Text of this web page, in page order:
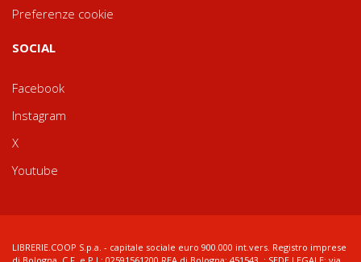
Preferenze cookie
SOCIAL
Facebook
Instagram
X
Youtube
LIBRERIE.COOP S.p.a. - capitale sociale euro 900.000 int.vers. Registro imprese